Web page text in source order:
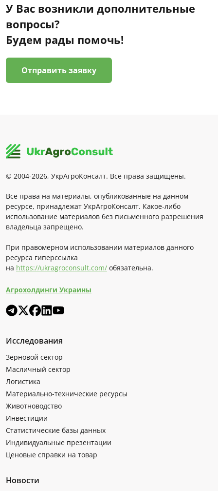
У Вас возникли дополнительные
вопросы?
Будем рады помочь!
Отправить заявку
© 2004-2026, УкрАгроКонсалт. Все права защищены.
Все права на материалы, опубликованные на данном
ресурсе, принадлежат УкрАгроКонсалт. Какое-либо
использование материалов без письменного разрешения
владельца запрещено.
При правомерном использовании материалов данного
ресурса гиперссылка
на https://ukragroconsult.com/ обязательна.
Агрохолдинги Украины
Исследования
Зерновой сектор
Масличный сектор
Логистика
Материально-технические ресурсы
Животноводство
Инвестиции
Статистические базы данных
Индивидуальные презентации
Ценовые справки на товар
Новости